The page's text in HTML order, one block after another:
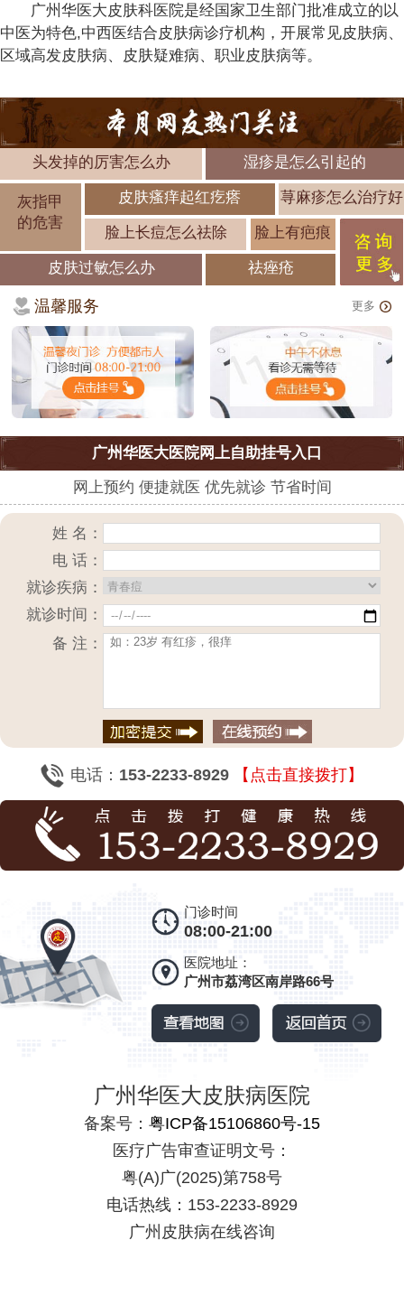
广州华医大皮肤科医院是经国家卫生部门批准成立的以
中医为特色,中西医结合皮肤病诊疗机构，开展常见皮肤病、
区域高发皮肤病、皮肤疑难病、职业皮肤病等。
头发掉的厉害怎么办 湿疹是怎么引起的
灰指甲
的危害
皮肤瘙痒起红疙瘩 荨麻疹怎么治疗好
脸上长痘怎么祛除 脸上有疤痕
皮肤过敏怎么办 祛痤疮
温馨服务 更多
广州华医大医院网上自助挂号入口
网上预约 便捷就医 优先就诊 节省时间
姓 名：
电 话：
就诊疾病：
就诊时间：
备 注：
电话： 153-2233-8929 【点击直接拨打】
门诊时间
08:00-21:00
医院地址：
广州市荔湾区南岸路66号
广州华医大皮肤病医院
备案号： 粤ICP备15106860号-15
医疗广告审查证明文号：
粤(A)广(2025)第758号
电话热线：153-2233-8929
广州皮肤病在线咨询